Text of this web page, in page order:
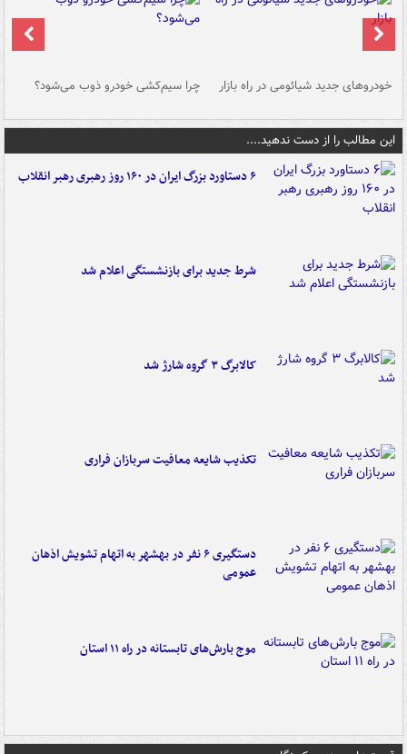
خودروهای جدید شیائومی در راه بازار چرا سیم‌کشی خودرو ذوب می‌شود؟
این مطالب را از دست ندهید....
۶ دستاورد بزرگ ایران در ۱۶۰ روز رهبری رهبر انقلاب
شرط جدید برای بازنشستگی اعلام شد
کالابرگ ۳ گروه شارژ شد
تکذیب شایعه معافیت سربازان فراری
دستگیری ۶ نفر در بهشهر به اتهام تشویش اذهان
عمومی
موج بارش‌های تابستانه در راه ۱۱ استان